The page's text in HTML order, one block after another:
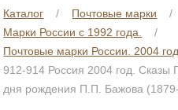
Каталог
Почтовые марки
Марки России с 1992 года.
Почтовые марки России. 2004
912-914 Россия 2004 год.
дня рождения П.П. Бажова